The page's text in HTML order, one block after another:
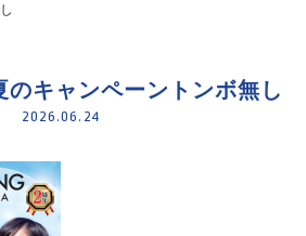
キャンペーントンボ無し
2026.06.24